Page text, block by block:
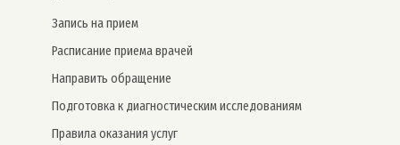
Запись на прием
Расписание приема врачей
Направить обращение
Подготовка к диагностическим исследованиям
Правила оказания услуг